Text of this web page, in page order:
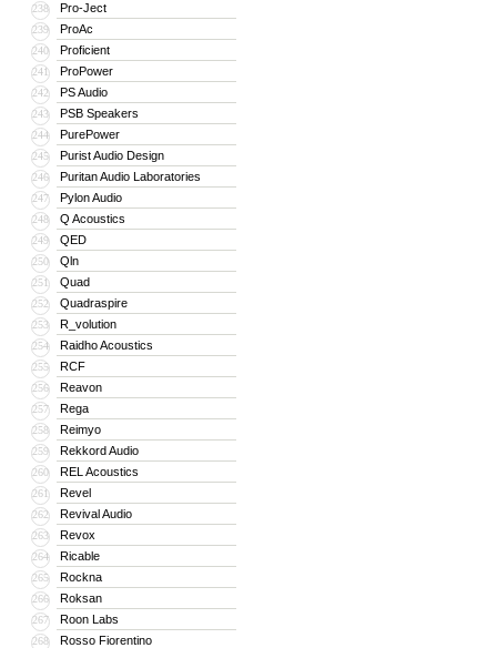
238 Pro-Ject
239 ProAc
240 Proficient
241 ProPower
242 PS Audio
243 PSB Speakers
244 PurePower
245 Purist Audio Design
246 Puritan Audio Laboratories
247 Pylon Audio
248 Q Acoustics
249 QED
250 Qln
251 Quad
252 Quadraspire
253 R_volution
254 Raidho Acoustics
255 RCF
256 Reavon
257 Rega
258 Reimyo
259 Rekkord Audio
260 REL Acoustics
261 Revel
262 Revival Audio
263 Revox
264 Ricable
265 Rockna
266 Roksan
267 Roon Labs
268 Rosso Fiorentino